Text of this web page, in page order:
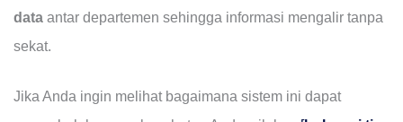
dataantar departemen sehingga informasi mengalir tanpa
sekat.
Jika Anda ingin melihat bagaimana sistem ini dapat